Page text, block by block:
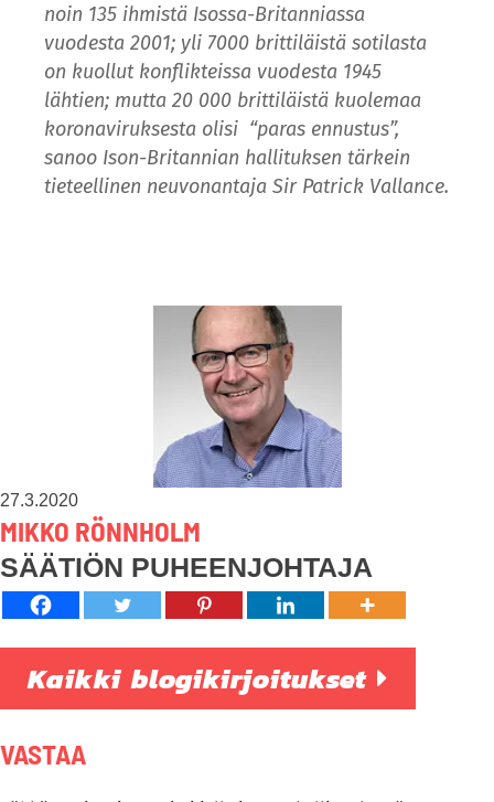
noin 135 ihmistä Isossa-Britanniassa
vuodesta 2001; yli 7000 brittiläistä sotilasta
on kuollut konflikteissa vuodesta 1945
lähtien; mutta 20 000 brittiläistä kuolemaa
koronaviruksesta olisi “paras ennustus”,
sanoo Ison-Britannian hallituksen tärkein
tieteellinen neuvonantaja Sir Patrick Vallance.
27.3.2020
MIKKO RÖNNHOLM
SÄÄTIÖN PUHEENJOHTAJA
Kaikki blogikirjoitukset
VASTAA